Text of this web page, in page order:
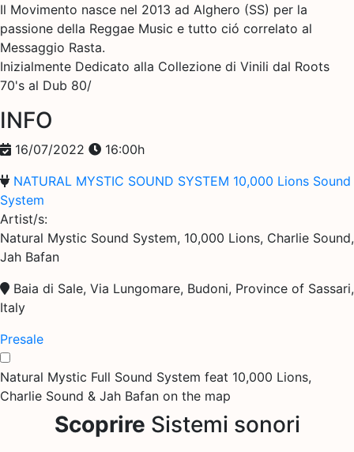
Il Movimento nasce nel 2013 ad Alghero (SS) per la
passione della Reggae Music e tutto ció correlato al
Messaggio Rasta.
Inizialmente Dedicato alla Collezione di Vinili dal Roots
70's al Dub 80/
INFO
16/07/2022
16:00h
NATURAL MYSTIC SOUND SYSTEM 10,000 Lions Sound
System
Artist/s:
Natural Mystic Sound System, 10,000 Lions, Charlie Sound,
Jah Bafan
Baia di Sale, Via Lungomare, Budoni, Province of Sassari,
Italy
Presale
Natural Mystic Full Sound System feat 10,000 Lions,
Charlie Sound & Jah Bafan on the map
Scoprire Sistemi sonori